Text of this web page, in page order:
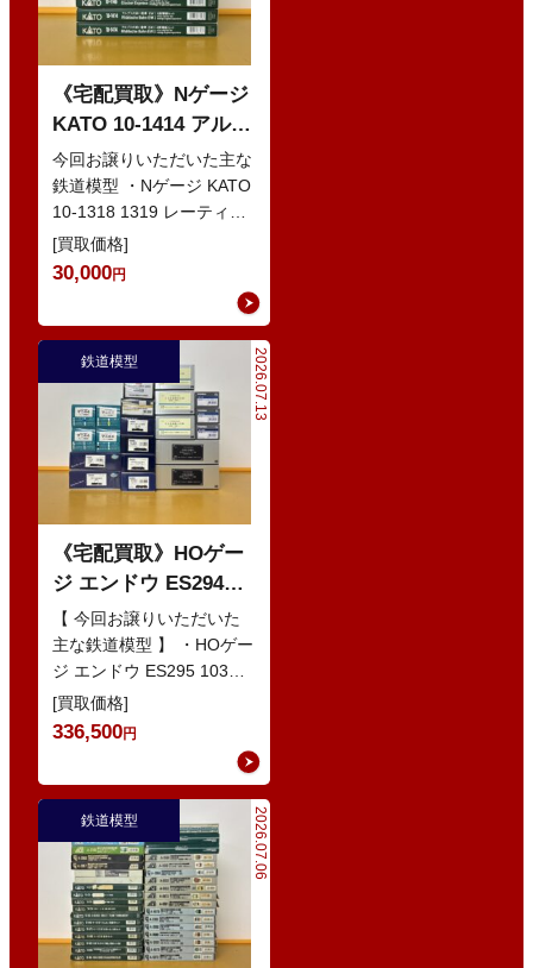
《宅配買取》Nゲージ
KATO 10-1414 アルプ
スの赤い客車 EWI な
どの鉄道模型
今回お譲りいただいた主な
鉄道模型 ・Nゲージ KATO
10-1318 1319 レーティッ
シュ鉄道 ベルニナ急行 ・
Nゲージ K…
[買取価格]
30,000円
2026.07.13
鉄道模型
《宅配買取》HOゲー
ジ エンドウ ES294
103系1200番代 東西線
色 基本5輌 Nセット
などの鉄道模型
【 今回お譲りいただいた
主な鉄道模型 】 ・HOゲー
ジ エンドウ ES295 103系
1200番代 東西線色 中間5
輌 Oセット …
[買取価格]
336,500円
2026.07.06
鉄道模型